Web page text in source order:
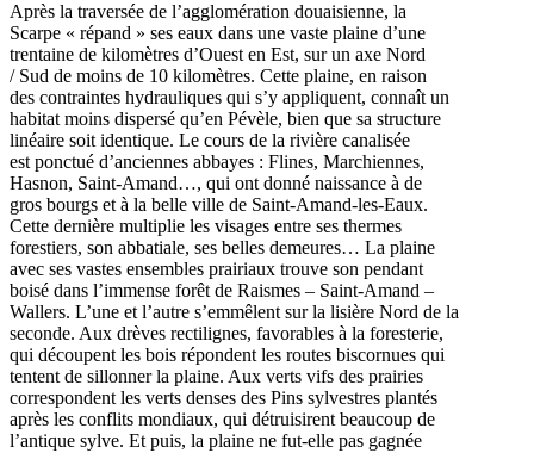
Après la traversée de l’agglomération douaisienne, la
Scarpe « répand » ses eaux dans une vaste plaine d’une
trentaine de kilomètres d’Ouest en Est, sur un axe Nord
/ Sud de moins de 10 kilomètres. Cette plaine, en raison
des contraintes hydrauliques qui s’y appliquent, connaît un
habitat moins dispersé qu’en Pévèle, bien que sa structure
linéaire soit identique. Le cours de la rivière canalisée
est ponctué d’anciennes abbayes : Flines, Marchiennes,
Hasnon, Saint-Amand…, qui ont donné naissance à de
gros bourgs et à la belle ville de Saint-Amand-les-Eaux.
Cette dernière multiplie les visages entre ses thermes
forestiers, son abbatiale, ses belles demeures… La plaine
avec ses vastes ensembles prairiaux trouve son pendant
boisé dans l’immense forêt de Raismes – Saint-Amand –
Wallers. L’une et l’autre s’emmêlent sur la lisière Nord de la
seconde. Aux drèves rectilignes, favorables à la foresterie,
qui découpent les bois répondent les routes biscornues qui
tentent de sillonner la plaine. Aux verts vifs des prairies
correspondent les verts denses des Pins sylvestres plantés
après les conflits mondiaux, qui détruisirent beaucoup de
l’antique sylve. Et puis, la plaine ne fut-elle pas gagnée